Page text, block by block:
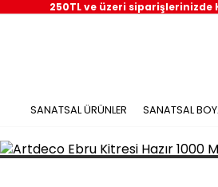
250TL ve üzeri siparişlerinizde
SANATSAL ÜRÜNLER SANATSAL